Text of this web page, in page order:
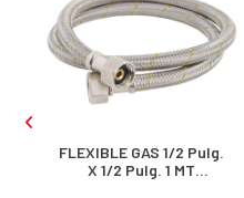
FLEXIBLE GAS 1/2 Pulg.
X 1/2 Pulg. 1 MT